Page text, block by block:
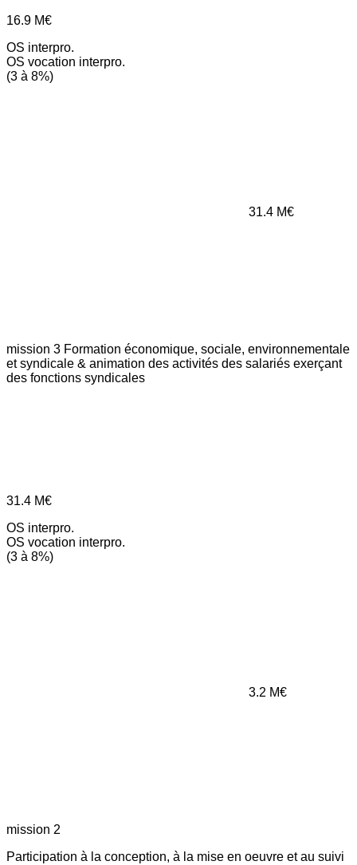
16.9 M€
OS interpro.
OS vocation interpro.
(3 à 8%)
31.4 M€
mission 3 Formation économique, sociale, environnementale
et syndicale & animation des activités des salariés exerçant
des fonctions syndicales
31.4 M€
OS interpro.
OS vocation interpro.
(3 à 8%)
3.2 M€
mission 2
Participation à la conception, à la mise en oeuvre et au suivi